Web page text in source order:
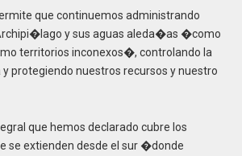
que continuemos administrando
y sus aguas aleda�as �como
territorios inconexos�, controlando la
protegiendo nuestros recursos y nuestro
que hemos declarado cubre los
se extienden desde el sur �donde